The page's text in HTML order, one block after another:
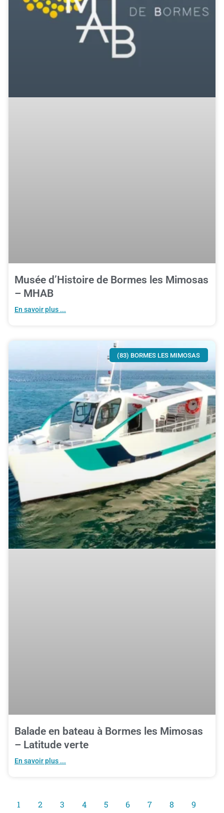
Musée d’Histoire de Bormes les Mimosas
– MHAB
En savoir plus ...
(83) BORMES LES MIMOSAS
Balade en bateau à Bormes les Mimosas
– Latitude verte
En savoir plus ...
1 2 3 4 5 6 7 8 9